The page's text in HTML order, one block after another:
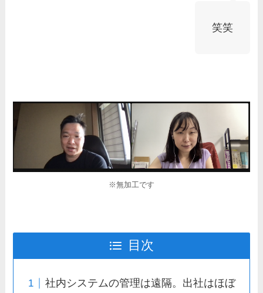
笑笑
※無加工です
目次
社内システムの管理は遠隔。出社はほぼ